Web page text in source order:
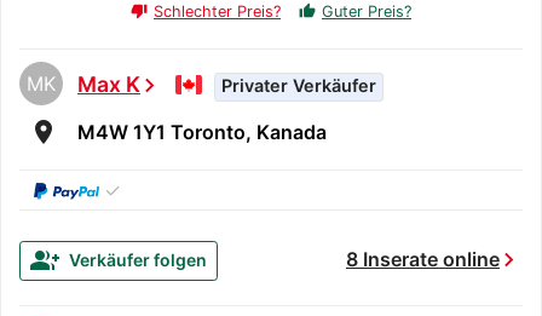
thumb_down Schlechter Preis? thumb_up Guter Preis?
MK Max Kchevron_right Privater Verkäufer
room M4W 1Y1 Toronto, Kanada
✓
8 Inserate onlinechevron_right
group_add Verkäufer folgen